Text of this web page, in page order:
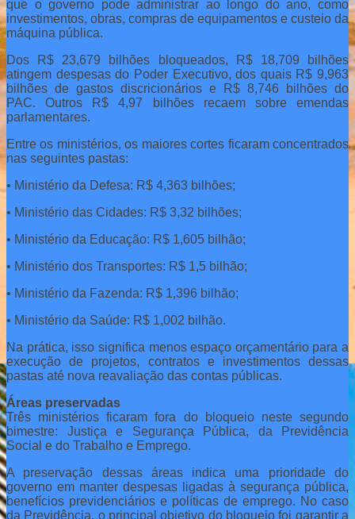
que o governo pode administrar ao longo do ano, como
investimentos, obras, compras de equipamentos e custeio da
máquina pública.
Dos R$ 23,679 bilhões bloqueados, R$ 18,709 bilhões
atingem despesas do Poder Executivo, dos quais R$ 9,963
bilhões de gastos discricionários e R$ 8,746 bilhões do
PAC. Outros R$ 4,97 bilhões recaem sobre emendas
parlamentares.
Entre os ministérios, os maiores cortes ficaram concentrados
nas seguintes pastas:
• Ministério da Defesa: R$ 4,363 bilhões;
• Ministério das Cidades: R$ 3,32 bilhões;
• Ministério da Educação: R$ 1,605 bilhão;
• Ministério dos Transportes: R$ 1,5 bilhão;
• Ministério da Fazenda: R$ 1,396 bilhão;
• Ministério da Saúde: R$ 1,002 bilhão.
Na prática, isso significa menos espaço orçamentário para a
execução de projetos, contratos e investimentos dessas
pastas até nova reavaliação das contas públicas.
Áreas preservadas
Três ministérios ficaram fora do bloqueio neste segundo
bimestre: Justiça e Segurança Pública, da Previdência
Social e do Trabalho e Emprego.
A preservação dessas áreas indica uma prioridade do
governo em manter despesas ligadas à segurança pública,
benefícios previdenciários e políticas de emprego. No caso
da Previdência, o principal objetivo do bloqueio foi garantir a